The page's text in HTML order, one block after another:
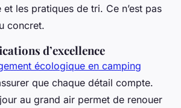
les pratiques de tri. Ce n’est pas
concret.
d’excellence
écologique en camping
que chaque détail compte.
au grand air permet de renouer